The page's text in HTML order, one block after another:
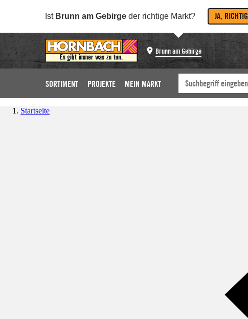
Ist Brunn am Gebirge der richtige Markt? JA, RICHTIG
Brunn am Gebirge
SORTIMENT PROJEKTE MEIN MARKT
Startseite